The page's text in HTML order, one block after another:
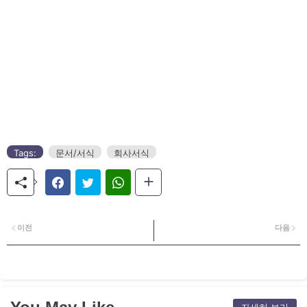
Tags: 문서/서식 회사서식
다음
이전